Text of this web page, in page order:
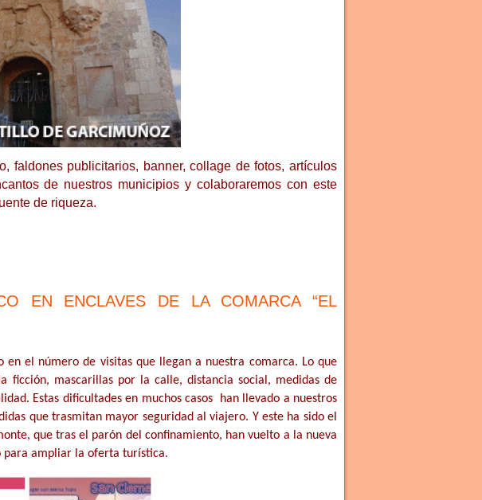
faldones publicitarios, banner, collage de fotos, artículos
de nuestros municipios y colaboraremos con este
de riqueza.
EN ENCLAVES DE LA COMARCA “EL
en el número de visitas que llegan a nuestra comarca. Lo que
ficción, mascarillas por la calle, distancia social, medidas de
Estas dificultades en muchos casos han llevado a nuestros
que trasmitan mayor seguridad al viajero. Y este ha sido el
que tras el parón del confinamiento, han vuelto a la nueva
para ampliar la oferta turística.